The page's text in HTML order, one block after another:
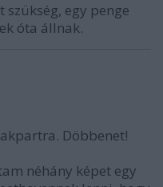
egy penge
óta állnak.
Döbbenet!
néhány képet egy